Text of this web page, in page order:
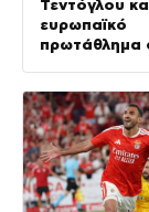
Τεντόγλου
ευρωπαϊκό
πρωτάθλημα